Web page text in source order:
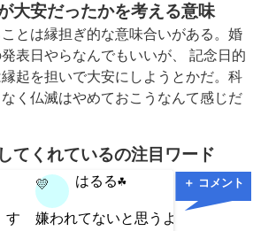
大安だったかを考える意味
とは縁担ぎ的な意味合いがある。婚
表日やらなんでもいいが、 記念日的
起を担いで大安にしようとかだ。科
く仏滅はやめておこうなんて感じだ
てくれているの注目ワード
＋ コメント
す
💛 はるる☘️
嫌われてないと思うよ！い
💛